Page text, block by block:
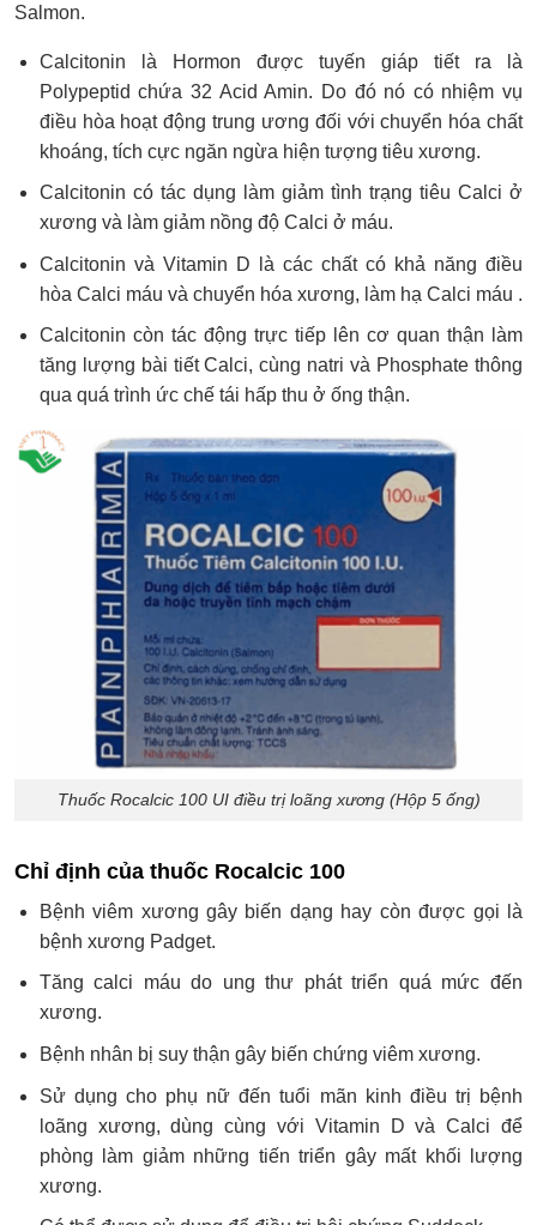
Salmon.
Calcitonin là Hormon được tuyến giáp tiết ra là
Polypeptid chứa 32 Acid Amin. Do đó nó có nhiệm vụ
điều hòa hoạt động trung ương đối với chuyển hóa chất
khoáng, tích cực ngăn ngừa hiện tượng tiêu xương.
Calcitonin có tác dụng làm giảm tình trạng tiêu Calci ở
xương và làm giảm nồng độ Calci ở máu.
Calcitonin và Vitamin D là các chất có khả năng điều
hòa Calci máu và chuyển hóa xương, làm hạ Calci máu .
Calcitonin còn tác động trực tiếp lên cơ quan thận làm
tăng lượng bài tiết Calci, cùng natri và Phosphate thông
qua quá trình ức chế tái hấp thu ở ống thận.
Thuốc Rocalcic 100 UI điều trị loãng xương (Hộp 5 ống)
Chỉ định của thuốc Rocalcic 100
Bệnh viêm xương gây biến dạng hay còn được gọi là
bệnh xương Padget.
Tăng calci máu do ung thư phát triển quá mức đến
xương.
Bệnh nhân bị suy thận gây biến chứng viêm xương.
Sử dụng cho phụ nữ đến tuổi mãn kinh điều trị bệnh
loãng xương, dùng cùng với Vitamin D và Calci để
phòng làm giảm những tiến triển gây mất khối lượng
xương.